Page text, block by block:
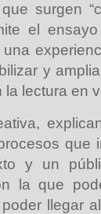
que surgen
el
una
y
la lectura en
que
y un
la que
llegar